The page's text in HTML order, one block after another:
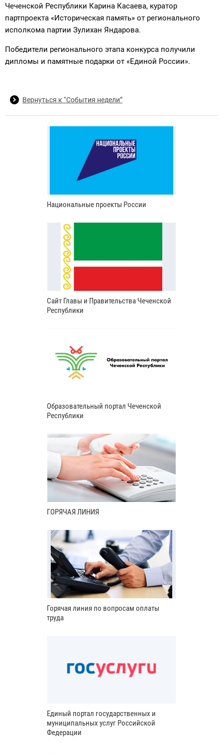
Чеченской Республики Карина Касаева, куратор
партпроекта «Историческая память» от регионального
исполкома партии Зулихан Яндарова.
Победители регионального этапа конкурса получили
дипломы и памятные подарки от «Единой России».
Вернуться к “События недели”
Национальные проекты России
Сайт Главы и Правительства Чеченской
Республики
Образовательный портал Чеченской
Республики
ГОРЯЧАЯ ЛИНИЯ
Горячая линия по вопросам оплаты
труда
Единый портал государственных и
муниципальных услуг Российской
Федерации